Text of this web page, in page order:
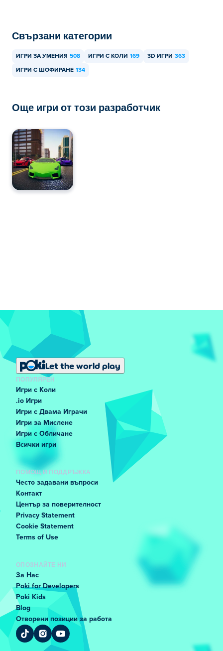
Свързани категории
ИГРИ ЗА УМЕНИЯ 508 ИГРИ С КОЛИ 169 3D ИГРИ 363
ИГРИ С ШОФИРАНЕ 134
Още игри от този разработчик
Let the world play
ПОПУЛЯРЕН
Игри с Коли
.io Игри
Игри с Двама Играчи
Игри за Мислене
Игри с Обличане
Всички игри
ПОМОЩ И ПОДДРЪЖКА
Често задавани въпроси
Контакт
Център за поверителност
Privacy Statement
Cookie Statement
Terms of Use
ОПОЗНАЙТЕ НИ
За Нас
Poki for Developers
Poki Kids
Blog
Отворени позиции за работа